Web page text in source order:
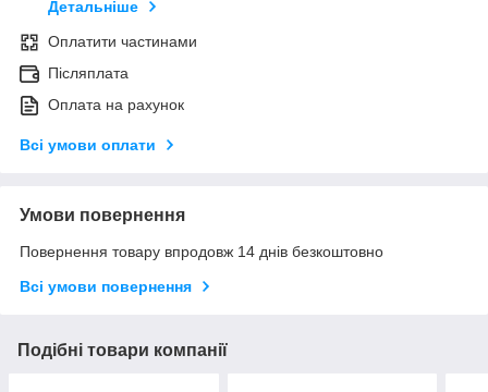
Детальніше
Оплатити частинами
Післяплата
Оплата на рахунок
Всі умови оплати
Умови повернення
Повернення товару впродовж 14 днів безкоштовно
Всі умови повернення
Подібні товари компанії